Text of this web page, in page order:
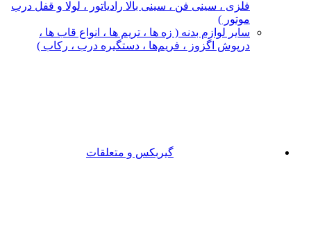
فلزی ، سینی فن ، سینی بالا رادیاتور ، لولا و قفل درب
موتور )
سایر لوازم بدنه ( زه ها ، تریم ها ، انواع قاب ها ،
درپوش اگزوز ، فریم‌ها ، دستگیره درب ، رکاب )
گیربکس و متعلقات